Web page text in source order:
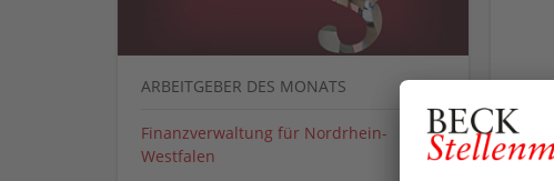
ARBEITGEBER DES MONATS
Finanzverwaltung für Nordrhein-
Westfalen